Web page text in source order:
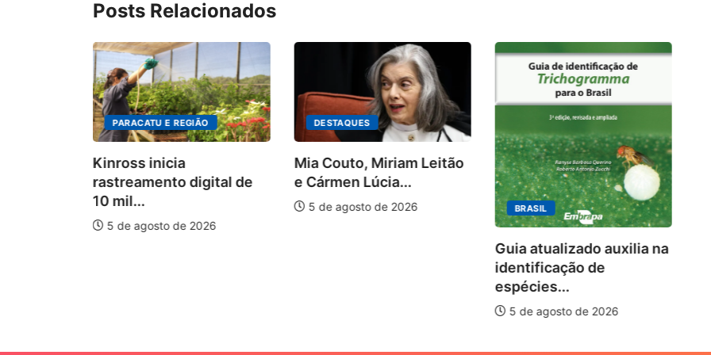
Posts Relacionados
PARACATU E REGIÃO
Kinross inicia
rastreamento digital de
10 mil...
5 de agosto de 2026
DESTAQUES
Mia Couto, Miriam Leitão
e Cármen Lúcia...
5 de agosto de 2026 BRASIL
Guia atualizado auxilia na
identificação de
espécies...
5 de agosto de 2026